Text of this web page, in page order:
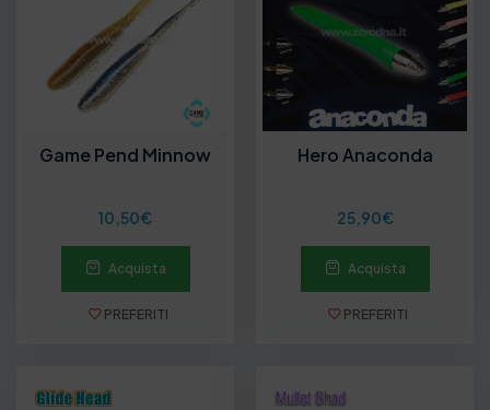
Game Pend Minnow
10,50€
Acquista
PREFERITI
Hero Anaconda
25,90€
Acquista
PREFERITI